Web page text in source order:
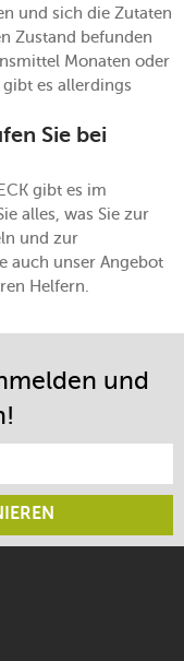
und sich die Zutaten
Zustand befunden
Monaten oder
es allerdings
Sie bei
gibt es im
alles, was Sie zur
und zur
auch unser Angebot
Helfern.
und